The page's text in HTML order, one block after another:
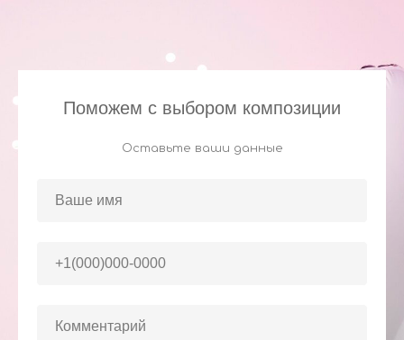
Поможем с выбором композиции
Оставьте ваши данные